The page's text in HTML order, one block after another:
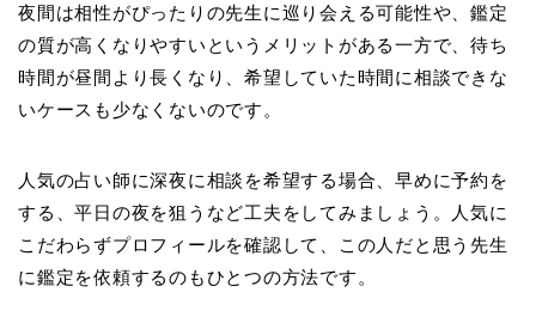
夜間は相性がぴったりの先生に巡り会える可能性や、鑑定
の質が高くなりやすいというメリットがある一方で、待ち
時間が昼間より長くなり、希望していた時間に相談できな
いケースも少なくないのです。
人気の占い師に深夜に相談を希望する場合、早めに予約を
する、平日の夜を狙うなど工夫をしてみましょう。人気に
こだわらずプロフィールを確認して、この人だと思う先生
に鑑定を依頼するのもひとつの方法です。